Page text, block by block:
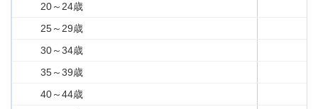
20～24歳
25～29歳
30～34歳
35～39歳
40～44歳